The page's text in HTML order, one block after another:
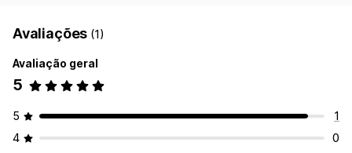
Avaliações (1)
Avaliação geral
5
5
1
4
0